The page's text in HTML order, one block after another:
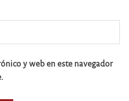
y web en este navegador